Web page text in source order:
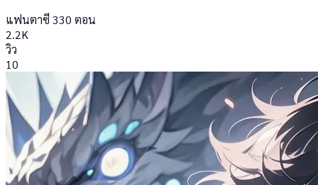
แฟนตาซี330 ตอน
2.2K
วิว
10